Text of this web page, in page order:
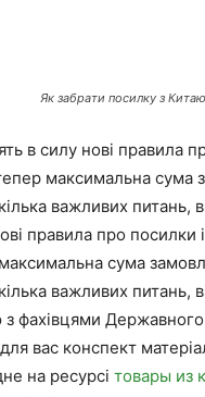
Як забрати посилку з
в силу нові правила
максимальна сума
важливих питань,
правила про посилки
сума
важливих питань,
з фахівцями
вас конспект
на ресурсі товары из